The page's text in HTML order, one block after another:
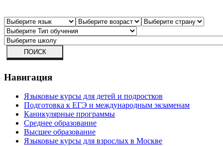
Навигация
Языковые курсы для детей и подростков
Подготовка к ЕГЭ и международным экзаменам
Каникулярные программы
Среднее образование
Высшее образование
Языковые курсы для взрослых в Москве